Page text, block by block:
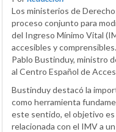
Los ministerios de
proceso conjunto para
del Ingreso Mínimo Vital
accesibles y
Pablo Bustinduy, ministro
al Centro Español de
Bustinduy destacó la
como herramienta
este sentido, el objetivo
relacionada con el IMV a